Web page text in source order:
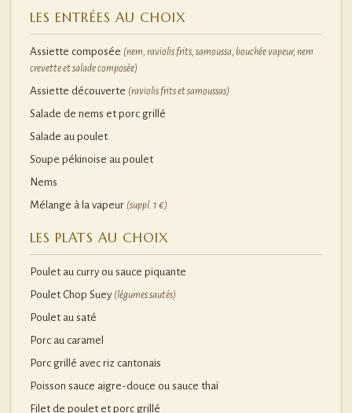
LES ENTRÉES AU CHOIX
Assiette composée (nem, raviolis frits, samoussa, bouchée vapeur, nem
crevette et salade composée)
Assiette découverte (raviolis frits et samoussas)
Salade de nems et porc grillé
Salade au poulet
Soupe pékinoise au poulet
Nems
Mélange à la vapeur (suppl. 1 €)
LES PLATS AU CHOIX
Poulet au curry ou sauce piquante
Poulet Chop Suey (légumes sautés)
Poulet au saté
Porc au caramel
Porc grillé avec riz cantonais
Poisson sauce aigre-douce ou sauce thaï
Filet de poulet et porc grillé